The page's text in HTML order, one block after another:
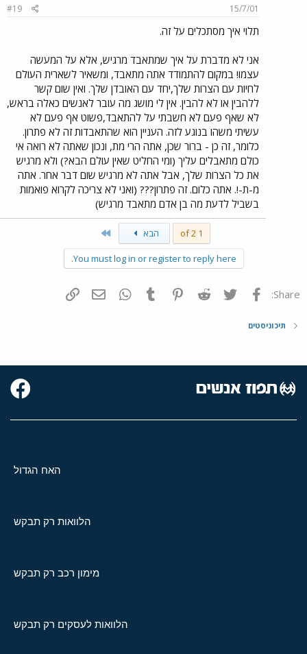
15/7/01
#19
תלוי איך מסתכלים על זה.
אני לא מדברת על איך שמתאבד מרגיש, אלא על המעשה
עצמו! במקום להתמודד אתה מתאבד, ומשאיר לשארית העולם
לחיות עם הצרות שלך,יחד עם האובדן שלך. ואין שום קשר
ללהבין או לא להבין. אין לי מושג מה עובר לאנשים כאלה בראש,
לא שאף פעם לא חשבתי על להתאבד,פשוט אף פעם לא
עשיתי משהו בנוגע לזה. העניין הוא שהתאבדות זה לא פתרון.
כלומר, זה כן - ברור שכן, אתה הרי מת, ונכון שאתה לא רואה אי
כולם מתאבלים עליך (ומי החליט שאין עולם הבא?) ולא מרגיש
את כל הצרות שלך, אבל אתה לא מרגיש שום דבר אחר. אתה
מ-ת-!. אתה כלום. זה פתרון??? (ואני לא צריכה לקרוא פואמות
בשביל לדעת מה בן אדם מתאבד מרגיש)
1 of 2 הבא
You must log in or register to reply here.
Share: פייסבוק Twitter
Reddit
Pinterest
Tumblr
WhatsAppדואר אלקטרוני
תיכוניסטים
האח הגדול
הלוואות רק תבקש
מימון רכב רק תבקש
הלוואות לעסקים רק תבקש